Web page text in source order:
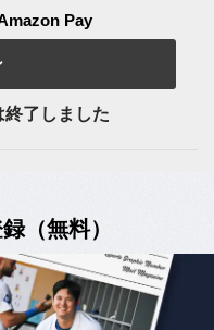
Pay
了しました
（無料）